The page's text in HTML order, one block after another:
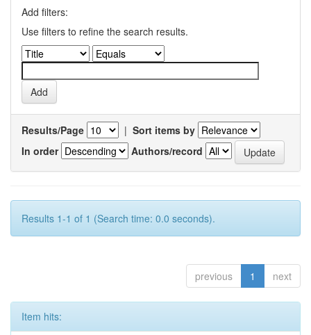
Add filters:
Use filters to refine the search results.
Results/Page | Sort items by
In order
Authors/record
Results 1-1 of 1 (Search time: 0.0 seconds).
previous 1 next
Item hits: